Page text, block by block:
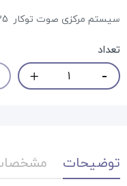
سیستم مرکزی صوت توکار 425
تعداد
توضیحات